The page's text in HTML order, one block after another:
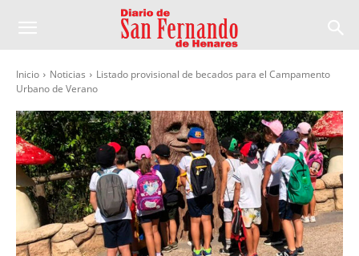
Inicio Noticias
Listado provisional de becados para el Campamento
Urbano de Verano